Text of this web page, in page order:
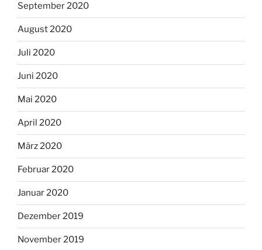
September 2020
August 2020
Juli 2020
Juni 2020
Mai 2020
April 2020
März 2020
Februar 2020
Januar 2020
Dezember 2019
November 2019